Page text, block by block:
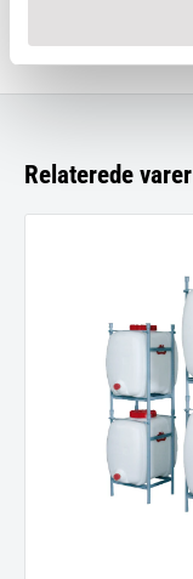
Relaterede varer